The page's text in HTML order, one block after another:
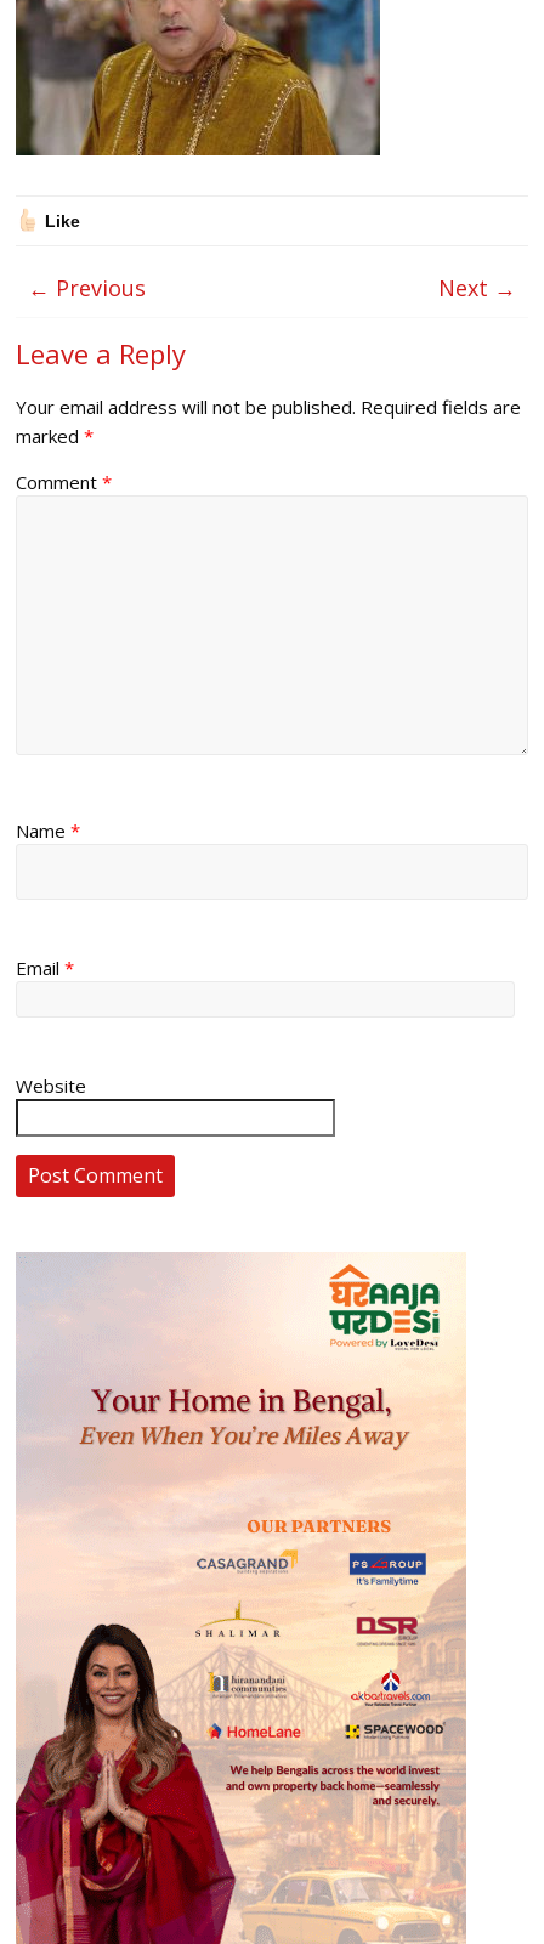
Like
← Previous Next →
Leave a Reply
Your email address will not be published. Required fields are
marked*
Comment*
Name*
Email*
Website